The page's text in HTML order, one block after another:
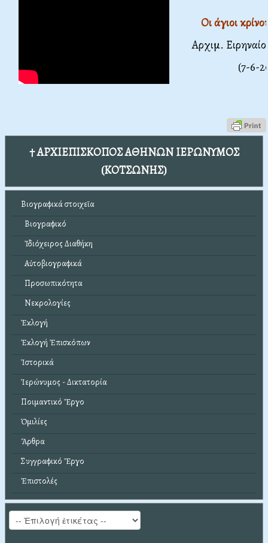
Οι άγιοι
Αρχιμ.
(7-6-
† ΑΡΧΙΕΠΙΣΚΟΠΟΣ ΑΘΗΝΩΝ ΙΕΡΩΝΥΜΟΣ
(ΚΟΤΣΩΝΗΣ)
Βιογραφικά στοιχεῖα
Βιογραφικό
Ἰδιόχειρος Διαθήκη
Αὐτοβιογραφικά
Προσωπικότητα
Νεκρολογίες
Ἐκλογή
Ἐκλογή Ἐπισκόπων
Ἱστορικά
Ἱερώνυμος - Δικτατορία
Ποιμαντικό Ἔργο
Ὁμιλίες
Ἄρθρα
Συγγραφικό Ἔργο
Ἐπιστολές